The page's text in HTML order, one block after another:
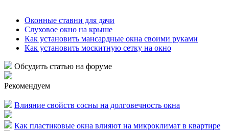
Оконные ставни для дачи
Слуховое окно на крыше
Как установить мансардные окна своими руками
Как установить москитную сетку на окно
Обсудить статью на форуме
Рекомендуем
Влияние свойств сосны на долговечность окна
Как пластиковые окна влияют на микроклимат в квартире